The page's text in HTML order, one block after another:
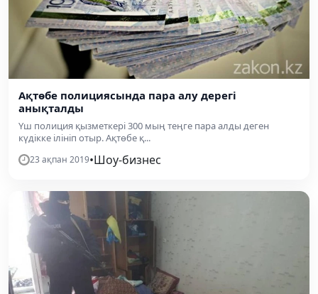
Ақтөбе полициясында пара алу дерегі
анықталды
Үш полиция қызметкері 300 мың теңге пара алды деген
күдікке ілініп отыр. Ақтөбе қ...
23 ақпан 2019•Шоу-бизнес